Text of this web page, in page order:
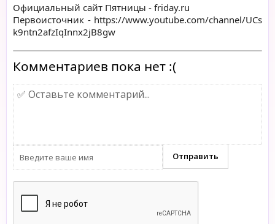
Официальный сайт Пятницы - friday.ru
Первоисточник - https://www.youtube.com/channel/UCs
k9ntn2afzIqInnx2jB8gw
Комментариев пока нет :(